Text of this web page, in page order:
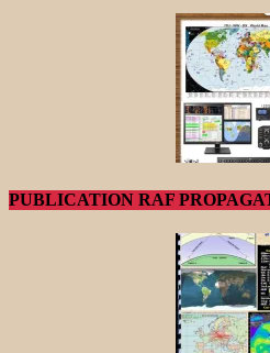
PUBLICATION RAF